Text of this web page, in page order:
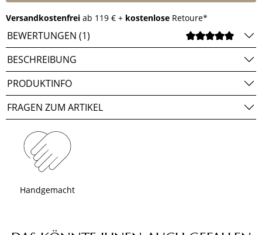
Versandkostenfrei ab 119 € + kostenlose Retoure*
BEWERTUNGEN (1)
BESCHREIBUNG
PRODUKTINFO
FRAGEN ZUM ARTIKEL
Handgemacht